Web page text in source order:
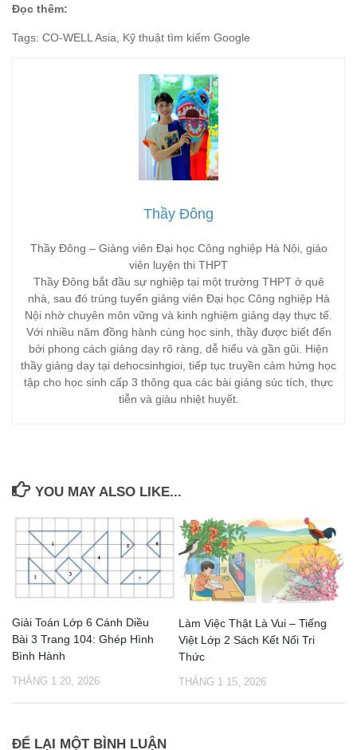
Đọc thêm:
Tags: CO-WELL Asia, Kỹ thuật tìm kiếm Google
Thầy Đông
Thầy Đông – Giảng viên Đại học Công nghiệp Hà Nội, giáo
viên luyện thi THPT
Thầy Đông bắt đầu sự nghiệp tại một trường THPT ở quê
nhà, sau đó trúng tuyển giảng viên Đại học Công nghiệp Hà
Nội nhờ chuyên môn vững và kinh nghiệm giảng dạy thực tế.
Với nhiều năm đồng hành cùng học sinh, thầy được biết đến
bởi phong cách giảng dạy rõ ràng, dễ hiểu và gần gũi. Hiện
thầy giảng dạy tại dehocsinhgioi, tiếp tục truyền cảm hứng học
tập cho học sinh cấp 3 thông qua các bài giảng súc tích, thực
tiễn và giàu nhiệt huyết.
YOU MAY ALSO LIKE...
Giải Toán Lớp 6 Cánh Diều
Bài 3 Trang 104: Ghép Hình
Bình Hành
THÁNG 1 20, 2026
Làm Việc Thật Là Vui – Tiếng
Việt Lớp 2 Sách Kết Nối Tri
Thức
THÁNG 1 15, 2026
ĐỂ LẠI MỘT BÌNH LUẬN